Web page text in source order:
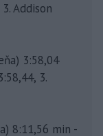
Addison
3:58,04
3.
8:11,56 min -